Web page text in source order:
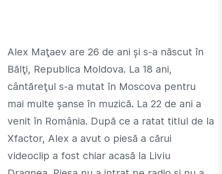
Alex Maţaev are 26 de ani şi s-a născut în
Bălţi, Republica Moldova. La 18 ani,
cântăreţul s-a mutat în Moscova pentru
mai multe şanse în muzică. La 22 de ani a
venit în România. După ce a ratat titlul de la
Xfactor, Alex a avut o piesă a cărui
videoclip a fost chiar acasă la Liviu